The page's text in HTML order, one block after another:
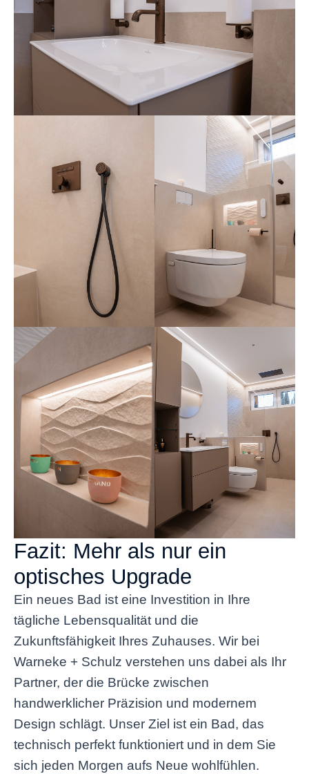
Fazit: Mehr als nur ein
optisches Upgrade
Ein neues Bad ist eine Investition in Ihre
tägliche Lebensqualität und die
Zukunftsfähigkeit Ihres Zuhauses. Wir bei
Warneke + Schulz verstehen uns dabei als Ihr
Partner, der die Brücke zwischen
handwerklicher Präzision und modernem
Design schlägt. Unser Ziel ist ein Bad, das
technisch perfekt funktioniert und in dem Sie
sich jeden Morgen aufs Neue wohlfühlen.